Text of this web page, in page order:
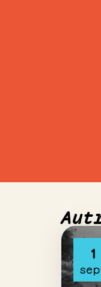
1